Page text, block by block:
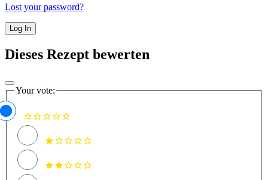
Lost your password?
Dieses Rezept bewerten
Your vote: